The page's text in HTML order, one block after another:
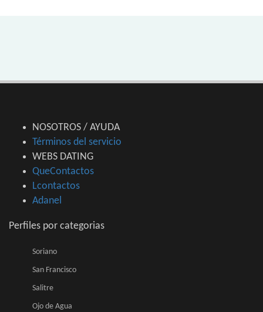
NOSOTROS / AYUDA
Términos del servicio
WEBS DATING
QueContactos
Lcontactos
Adanel
Perfiles por categorias
Soriano
San Francisco
Salitre
Ojo de Agua